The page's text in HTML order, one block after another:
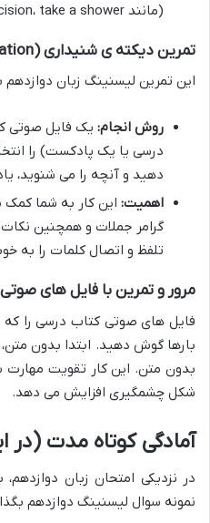
(مانند make a decision، take a shower) توجه کنید.
تمرین دیکته ی شنیداری (Listening Dictation)
این تمرین لیسنینگ زبان دوازدهم
روش انجام: یک فایل صوتی
درسی یا یک پادکست) را
دهید و آنچه را می شنوید،
اهمیت: این کار به شما کمک
گرامر جملات و همچنین
تلفظ و اتصال کلمات را به
مرور و تمرین با فایل های
فایل های صوتی کتاب درسی را
بارها گوش دهید. ابتدا بدون
بدون متن. این کار تقویت مهارت
شکل چشمگیری افزایش می دهد.
آمادگی کوتاه مدت (در
در نزدیکی امتحان زبان دوازدهم،
نمونه سوال لیسنینگ دوازدهم